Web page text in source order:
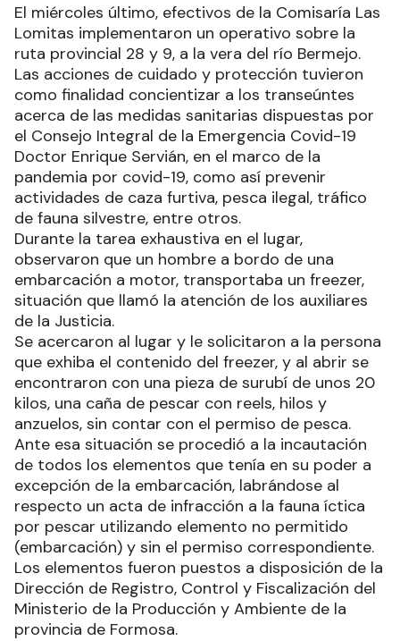
El miércoles último, efectivos de la Comisaría Las
Lomitas implementaron un operativo sobre la
ruta provincial 28 y 9, a la vera del río Bermejo.
Las acciones de cuidado y protección tuvieron
como finalidad concientizar a los transeúntes
acerca de las medidas sanitarias dispuestas por
el Consejo Integral de la Emergencia Covid-19
Doctor Enrique Servián, en el marco de la
pandemia por covid-19, como así prevenir
actividades de caza furtiva, pesca ilegal, tráfico
de fauna silvestre, entre otros.
Durante la tarea exhaustiva en el lugar,
observaron que un hombre a bordo de una
embarcación a motor, transportaba un freezer,
situación que llamó la atención de los auxiliares
de la Justicia.
Se acercaron al lugar y le solicitaron a la persona
que exhiba el contenido del freezer, y al abrir se
encontraron con una pieza de surubí de unos 20
kilos, una caña de pescar con reels, hilos y
anzuelos, sin contar con el permiso de pesca.
Ante esa situación se procedió a la incautación
de todos los elementos que tenía en su poder a
excepción de la embarcación, labrándose al
respecto un acta de infracción a la fauna íctica
por pescar utilizando elemento no permitido
(embarcación) y sin el permiso correspondiente.
Los elementos fueron puestos a disposición de la
Dirección de Registro, Control y Fiscalización del
Ministerio de la Producción y Ambiente de la
provincia de Formosa.